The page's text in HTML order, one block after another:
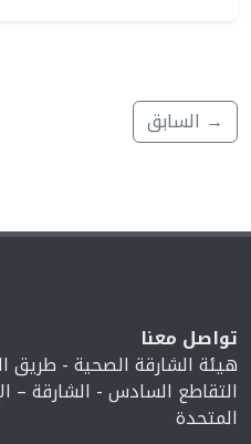
→ السابق
تواصل معنا
هيئة الشارقة الصحية - طريق
التقاطع السادس - الشارقة –
المتحدة